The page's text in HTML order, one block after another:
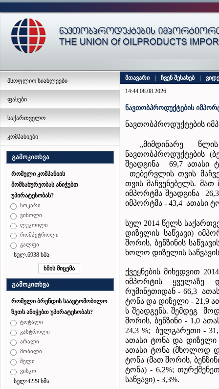
მსოფლიო სიახლეები
ფასები
საქართველო
კომპანიები
გამოკითხვა
რომელი კომპანიის
მომსახურეობას ანიჭებთ
უპირატესობას?
სოკარი
ვისოლი
ლუკოილი
რომპეტროლი
გალფი
სულ:6938 ხმა
გამოკითხვა
რომელი ბრენდის საავტომობილო
ზეთს ანიჭებთ უპირატესობას?
ტოტალი
კასტროლი
არალი
მობილი
შელი
ვისკო
სულ:4229 ხმა
მთავარი ჩვენ შესახებ
14:44 08.08.2026
ნავთობპროდუქტების
ნავთობპროდუქტების
„მიმდინარე
ნავთობპროდუქტების
შეადგინა 69,7 ათასი
თებერვლის თვის
თვის მაჩვენებელს. მათ
იმპორტმა შეადგინა
იმპორტმა - 43,4 ათასი
სულ 2014 წელს
დიზელის საწვავი)
შორის, ბენზინის
ხოლო დიზელის
ქვეყნების მიხედვით
იმპორტის
რუმინეთიდან - 66,3
ტონა და დიზელი - 21,9
ს შეადგენს. შემდეგ
შორის, ბენზინი - 1,0
24,3 %; ბულგარეთი -
ათასი ტონა და დიზელი
ათასი ტონა (მხოლოდ
ტონა (მათ შორის,
ტონა) - 6,2%;
საწვავი) - 3,3%.